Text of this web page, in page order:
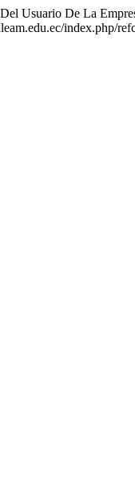
Usuario De La
index.php/